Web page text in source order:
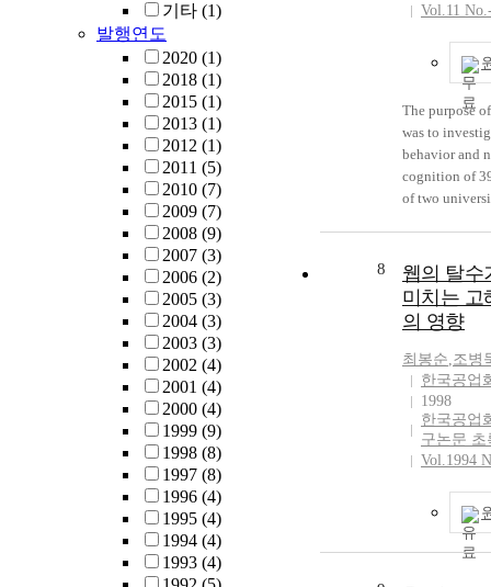
기타 (1)
발행연도
2020 (1)
2018 (1)
2015 (1)
2013 (1)
2012 (1)
2011 (5)
2010 (7)
2009 (7)
2008 (9)
2007 (3)
2006 (2)
2005 (3)
2004 (3)
2003 (3)
2002 (4)
2001 (4)
2000 (4)
1999 (9)
1998 (8)
1997 (8)
1996 (4)
1995 (4)
1994 (4)
1993 (4)
follows: (1)
affect
guidance
their
are the
validity of the
CGBS-MHC
developed
following
review, open-
study, pre-test
validation of
total of 139
career
were
mothers with
children all
Korea. Some
items were
corrected
validity and
validity, so
were
Vol.11
The purpose
was to
behavior and
cognition of
of two
1991. The
follows : 1.
height of
major male
nonnutrition
female
nutrition
students were
164.5cm,
respectively.
63.0kg,
51.1kg, and
value were
8
웹의 탈수
미치는 고
의 영향
최봉순,조병
한국공업
1998
한국공업
구논문 초
Vol.1994